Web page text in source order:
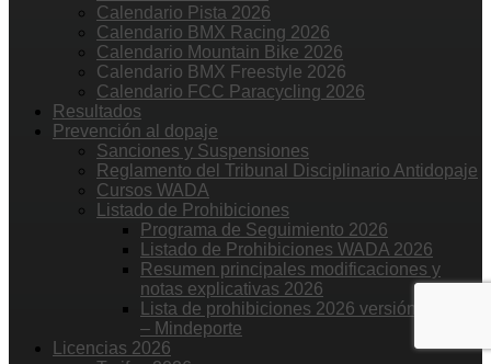
Calendario Pista 2026
Calendario BMX Racing 2026
Calendario Mountain Bike 2026
Calendario BMX Freestyle 2026
Calendario FCC Paracycling 2026
Resultados
Prevención al dopaje
Sanciones y Suspensiones
Reglamento del Tribunal Disciplinario Antidopaje
Cursos WADA
Listado de Prohibiciones
Programa de Seguimiento 2026
Listado de Prohibiciones WADA 2026
Resumen principales modificaciones y
notas explicativas 2026
Lista de prohibiciones 2026 versión ONAD
– Mindeporte
Licencias 2026